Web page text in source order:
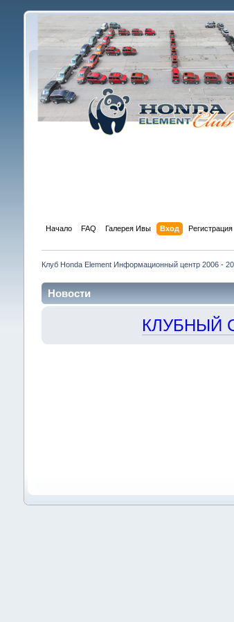
Начало FAQ Галерея Ивы Вход Регистрация
Клуб Honda Element Информационный центр 2006 -
Новости
КЛУБНЫЙ